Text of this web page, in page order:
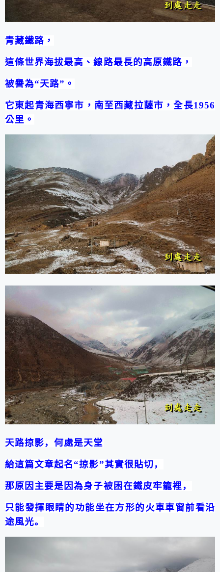
青藏鐵路，
這條世界海拔最高、線路最長的高原鐵路，
被譽為“天路”。
它東起青海西寧市，南至西藏拉薩市，全長1956
公里。
天路掠影，何處是天堂
給這篇文章起名“掠影”其實很貼切，
那原因主要是因為身子被困在鐵皮牢籠裡，
只能發揮眼睛的功能坐在方形的火車車窗前看沿
途風光。